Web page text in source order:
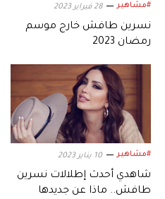
#مشاهير 28 فبراير 2023
نسرين طافش خارج موسم
رمضان 2023
#مشاهير 10 يناير 2023
شاهدي أحدث إطلالات نسرين
طافش.. ماذا عن جديدها